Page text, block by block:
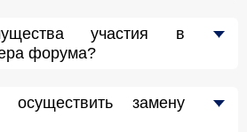
участия в
форума?
замену